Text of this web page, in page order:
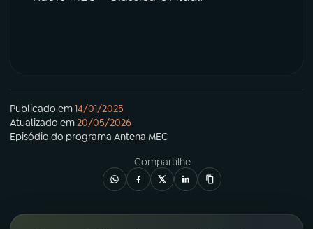
Publicado em14/01/2025
Atualizado em20/05/2026
Episódio do programa Antena MEC
Compartilhe